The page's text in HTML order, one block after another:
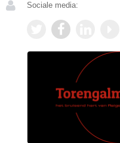
Sociale media: